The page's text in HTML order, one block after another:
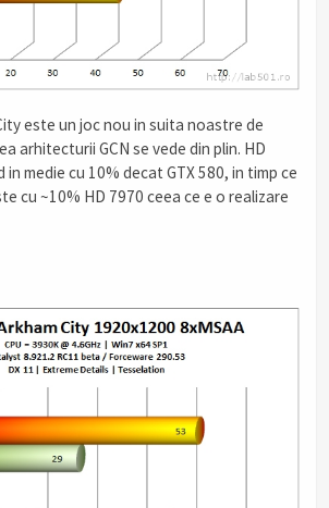
este un joc nou in suita noastre de
arhitecturii GCN se vede din plin. HD
in medie cu 10% decat GTX 580, in timp ce
cu ~10% HD 7970 ceea ce e o realizare